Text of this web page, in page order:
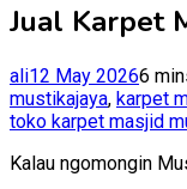
Jual Karpet
ali12 May 20266
mustikajaya, karpet
toko karpet masjid
Kalau ngomongin